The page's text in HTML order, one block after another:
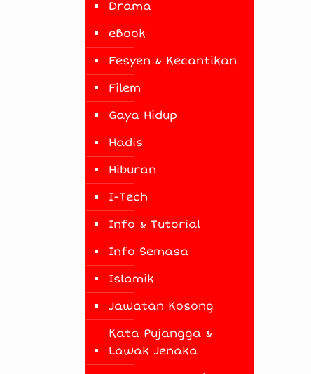
Drama
eBook
Fesyen & Kecantikan
Filem
Gaya Hidup
Hadis
Hiburan
I-Tech
Info & Tutorial
Info Semasa
Islamik
Jawatan Kosong
Kata Pujangga &
Lawak Jenaka